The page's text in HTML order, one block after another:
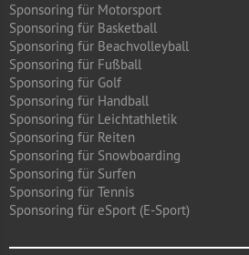
Sponsoring für Motorsport
Sponsoring für Basketball
Sponsoring für Beachvolleyball
Sponsoring für Fußball
Sponsoring für Golf
Sponsoring für Handball
Sponsoring für Leichtathletik
Sponsoring für Reiten
Sponsoring für Snowboarding
Sponsoring für Surfen
Sponsoring für Tennis
Sponsoring für eSport (E-Sport)